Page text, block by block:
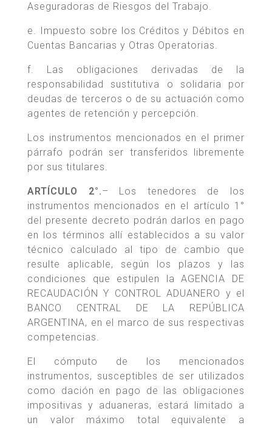
Aseguradoras de Riesgos del Trabajo.
e. Impuesto sobre los Créditos y Débitos en
Cuentas Bancarias y Otras Operatorias.
f. Las obligaciones derivadas de la
responsabilidad sustitutiva o solidaria por
deudas de terceros o de su actuación como
agentes de retención y percepción.
Los instrumentos mencionados en el primer
párrafo podrán ser transferidos libremente
por sus titulares.
ARTÍCULO 2°.– Los tenedores de los
instrumentos mencionados en el artículo 1°
del presente decreto podrán darlos en pago
en los términos allí establecidos a su valor
técnico calculado al tipo de cambio que
resulte aplicable, según los plazos y las
condiciones que estipulen la AGENCIA DE
RECAUDACIÓN Y CONTROL ADUANERO y el
BANCO CENTRAL DE LA REPÚBLICA
ARGENTINA, en el marco de sus respectivas
competencias.
El cómputo de los mencionados
instrumentos, susceptibles de ser utilizados
como dación en pago de las obligaciones
impositivas y aduaneras, estará limitado a
un valor máximo total equivalente a